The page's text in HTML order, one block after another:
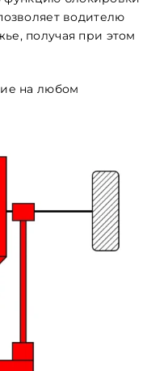
водителю
получая при этом
на любом